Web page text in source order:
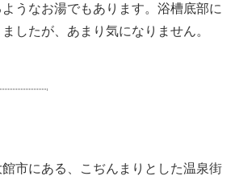
うなお湯でもあります。浴槽底部に
したが、あまり気になりません。
市にある、こぢんまりとした温泉街